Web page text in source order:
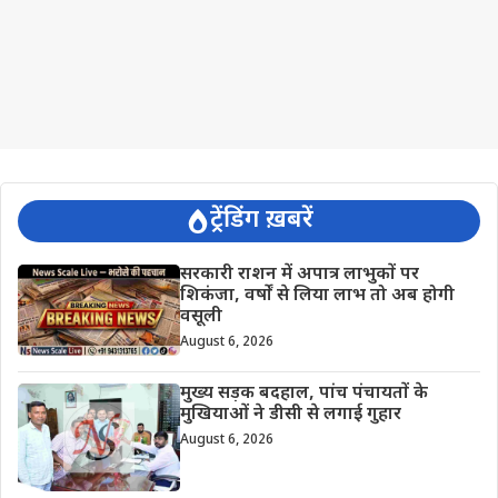
ट्रेंडिंग ख़बरें
सरकारी राशन में अपात्र लाभुकों पर
शिकंजा, वर्षों से लिया लाभ तो अब होगी
वसूली
August 6, 2026
मुख्य सड़क बदहाल, पांच पंचायतों के
मुखियाओं ने डीसी से लगाई गुहार
August 6, 2026